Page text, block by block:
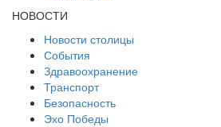
НОВОСТИ
Новости столицы
События
Здравоохранение
Транспорт
Безопасность
Эхо Победы